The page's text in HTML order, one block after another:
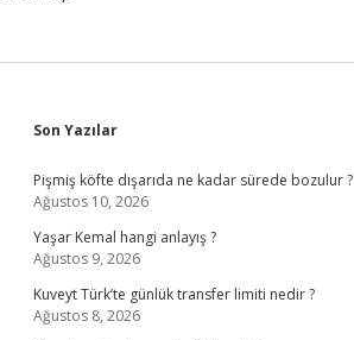
Sidebar
Son Yazılar
Pişmiş köfte dışarıda ne kadar sürede bozulur ?
Ağustos 10, 2026
Yaşar Kemal hangi anlayış ?
Ağustos 9, 2026
Kuveyt Türk’te günlük transfer limiti nedir ?
Ağustos 8, 2026